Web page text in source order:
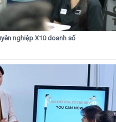
nghiệp X10 doanh số